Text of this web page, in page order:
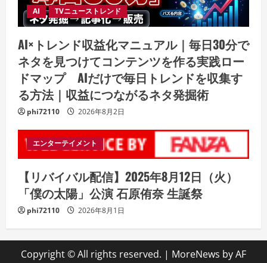
AI TVニューストレンド
AI×トレンド収益化マニュアル｜毎日30分で
ネタを見つけてコンテンツを作る実践ロー
ドマップ AIだけで毎日トレンドを収集す
る方法｜収益につながるネタ発掘術
phi72110 2026年8月2日
エンターテイメント
【リバイバル配信】2025年8月12日（火）
「僕の太陽」公演 石原侑奈 生誕祭
phi72110 2026年8月1日
Copyright © All rights reserved. | MoreNews by AF